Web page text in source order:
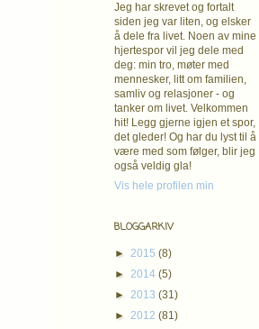
Jeg har skrevet og fortalt
siden jeg var liten, og elsker
å dele fra livet. Noen av mine
hjertespor vil jeg dele med
deg: min tro, møter med
mennesker, litt om familien,
samliv og relasjoner - og
tanker om livet. Velkommen
hit! Legg gjerne igjen et spor,
det gleder! Og har du lyst til å
være med som følger, blir jeg
også veldig gla!
Vis hele profilen min
BLOGGARKIV
► 2015 (8)
► 2014 (5)
► 2013 (31)
► 2012 (81)